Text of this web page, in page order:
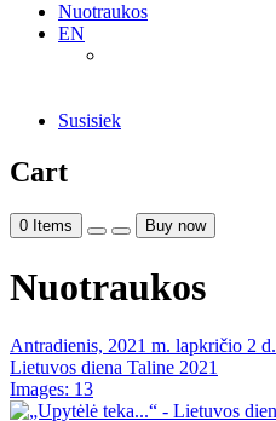
Nuotraukos
EN
Susisiek
Cart
0 Items Buy now
Nuotraukos
Antradienis, 2021 m. lapkričio 2 d.
Lietuvos diena Taline 2021
Images: 13